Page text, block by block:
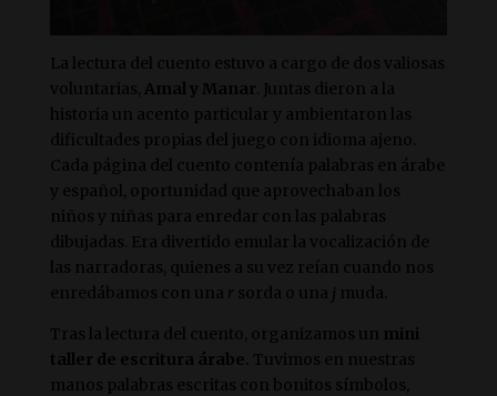
La lectura del cuento estuvo a cargo de dos valiosas
voluntarias, Amal y Manar . Juntas dieron a la
historia un acento particular y ambientaron las
dificultades propias del juego con idioma ajeno.
Cada página del cuento contenía palabras en árabe
y español, oportunidad que aprovechaban los
niños y niñas para enredar con las palabras
dibujadas. Era divertido emular la vocalización de
las narradoras, quienes a su vez reían cuando nos
enredábamos con una r sorda o una j muda.
Tras la lectura del cuento, organizamos un mini
taller de escritura árabe. Tuvimos en nuestras
manos palabras escritas con bonitos símbolos,